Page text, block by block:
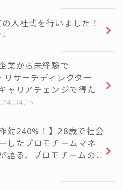
入社式を行いました！
業から未経験で
サーチディレクター
ャリアチェンジで得た
昨対240%！】28歳で社会
したプロモチームマネ
語る、プロモチームのこ